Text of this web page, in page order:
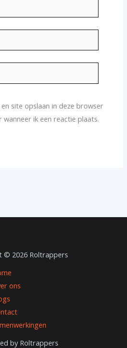
site opslaan in deze browser
ik een reactie plaats.
© 2026 Roltrappers
ons
by Roltrappers